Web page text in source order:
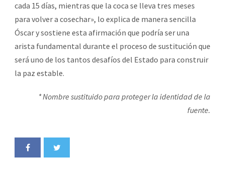
cada 15 días, mientras que la coca se lleva tres meses
para volver a cosechar», lo explica de manera sencilla
Óscar y sostiene esta afirmación que podría ser una
arista fundamental durante el proceso de sustitución que
será uno de los tantos desafíos del Estado para construir
la paz estable.
* Nombre sustituido para proteger la identidad de la
fuente.